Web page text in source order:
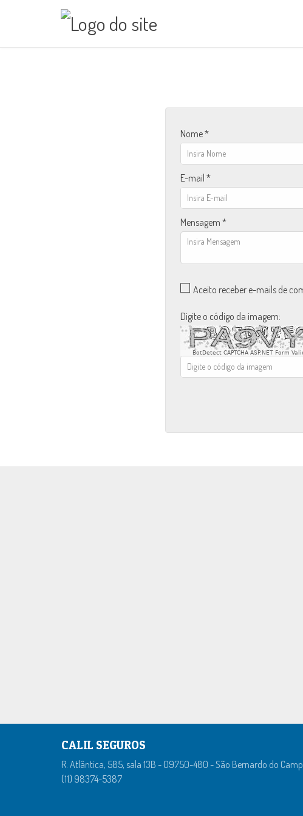
Nome *
E-mail *
Mensagem *
Aceito receber e-mails de
Digite o código da imagem:
BotDetect CAPTCHA ASP.NET Form
CALIL SEGUROS
R. Atlântica, 585, sala 13B - 09750-480 - São Bernardo do
(11) 98374-5387